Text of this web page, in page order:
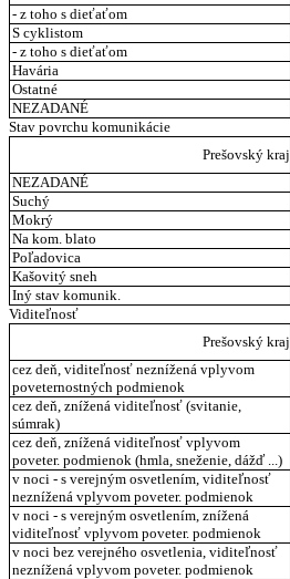
- z toho s dieťaťom
S cyklistom
- z toho s dieťaťom
Havária
Ostatné
NEZADANÉ
Stav povrchu komunikácie
Prešovský kraj
NEZADANÉ
Suchý
Mokrý
Na kom. blato
Poľadovica
Kašovitý sneh
Iný stav komunik.
Viditeľnosť
Prešovský kraj
cez deň, viditeľnosť neznížená vplyvom
poveternostných podmienok
cez deň, znížená viditeľnosť (svitanie,
súmrak)
cez deň, znížená viditeľnosť vplyvom
poveter. podmienok (hmla, sneženie, dážď ...)
v noci - s verejným osvetlením, viditeľnosť
neznížená vplyvom poveter. podmienok
v noci - s verejným osvetlením, znížená
viditeľnosť vplyvom poveter. podmienok
v noci bez verejného osvetlenia, viditeľnosť
neznížená vplyvom poveter. podmienok